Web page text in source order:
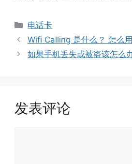
分
类
电话卡
Wifi Calling 是什么？ 怎么
如果手机丢失或被盗该怎么
发表评论